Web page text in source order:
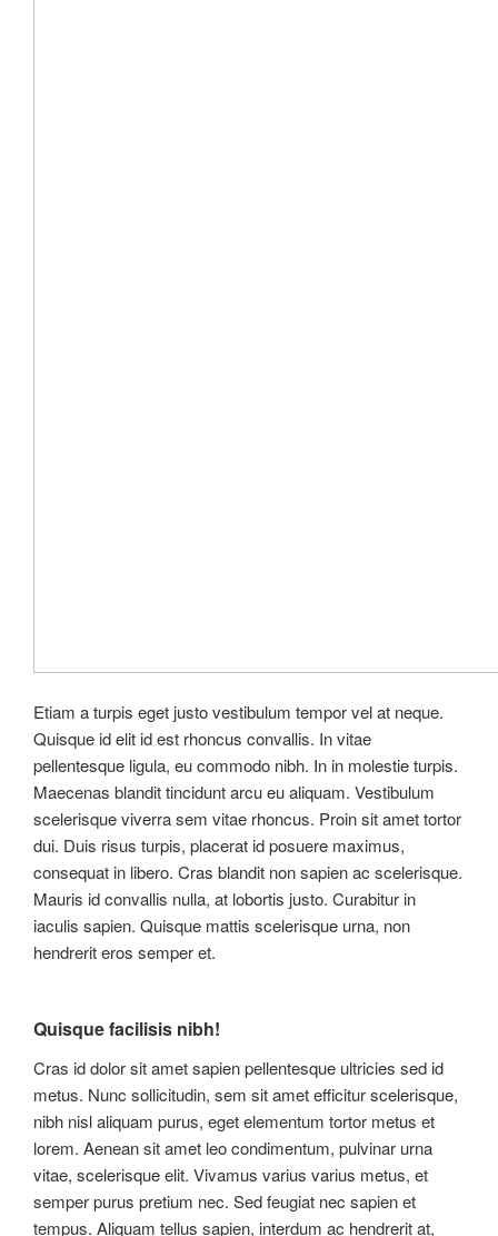
Etiam a turpis eget justo vestibulum tempor vel at neque.
Quisque id elit id est rhoncus convallis. In vitae
pellentesque ligula, eu commodo nibh. In in molestie turpis.
Maecenas blandit tincidunt arcu eu aliquam. Vestibulum
scelerisque viverra sem vitae rhoncus. Proin sit amet tortor
dui. Duis risus turpis, placerat id posuere maximus,
consequat in libero. Cras blandit non sapien ac scelerisque.
Mauris id convallis nulla, at lobortis justo. Curabitur in
iaculis sapien. Quisque mattis scelerisque urna, non
hendrerit eros semper et.
Quisque facilisis nibh!
Cras id dolor sit amet sapien pellentesque ultricies sed id
metus. Nunc sollicitudin, sem sit amet efficitur scelerisque,
nibh nisl aliquam purus, eget elementum tortor metus et
lorem. Aenean sit amet leo condimentum, pulvinar urna
vitae, scelerisque elit. Vivamus varius varius metus, et
semper purus pretium nec. Sed feugiat nec sapien et
tempus. Aliquam tellus sapien, interdum ac hendrerit at,